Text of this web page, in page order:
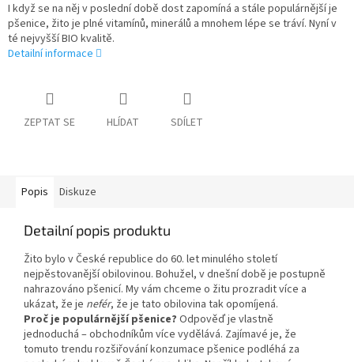
I když se na něj v poslední době dost zapomíná a stále populárnější je
pšenice, žito je plné vitamínů, minerálů a mnohem lépe se tráví. Nyní v
té nejvyšší BIO kvalitě.
Detailní informace
ZEPTAT SE HLÍDAT SDÍLET
Popis Diskuze
Detailní popis produktu
Žito bylo v České republice do 60. let minulého století
nejpěstovanější obilovinou. Bohužel, v dnešní době je postupně
nahrazováno pšenicí. My vám chceme o žitu prozradit více a
ukázat, že je nefér, že je tato obilovina tak opomíjená.
Proč je populárnější pšenice? Odpověď je vlastně
jednoduchá – obchodníkům více vydělává. Zajímavé je, že
tomuto trendu rozšiřování konzumace pšenice podléhá za